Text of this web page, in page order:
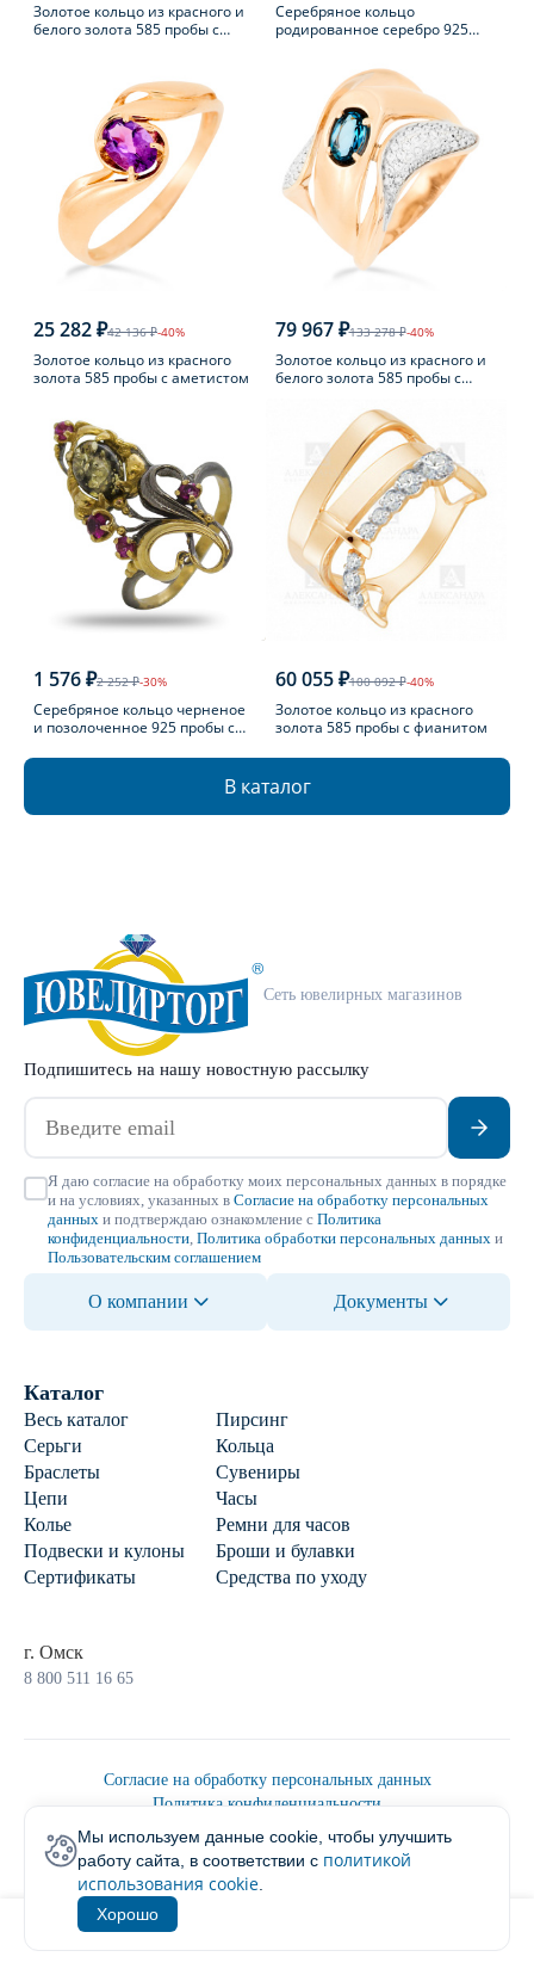
Золотое кольцо из красного и
белого золота 585 пробы с
Серебряное кольцо
родированное серебро 925
25 282 ₽42 136 ₽-40%
Золотое кольцо из красного
золота 585 пробы с аметистом
79 967 ₽133 278 ₽-40%
Золотое кольцо из красного и
белого золота 585 пробы с
1 576 ₽2 252 ₽-30%
Серебряное кольцо черненое
и позолоченное 925 пробы с
60 055 ₽100 092 ₽-40%
Золотое кольцо из красного
золота 585 пробы с фианитом
В каталог
1
Сеть ювелирных магазинов
Подпишитесь на нашу новостную рассылку
Я даю согласие на обработку моих персональных данных в порядке
и на условиях, указанных в Согласие на обработку персональных
данных и подтверждаю ознакомление с Политика
конфиденциальности Политика обработки персональных данных и
Пользовательским соглашением
О компании Документы
Каталог
Весь каталог
Пирсинг
Серьги
Кольца
Браслеты
Сувениры
Цепи
Часы
Колье
Ремни для часов
Подвески и кулоны
Броши и булавки
Сертификаты
Средства по уходу
г. Омск
8 800 511 16 65
Согласие на обработку персональных данных
Политика конфиденциальности
Политика обработки персональных данных
Пользовательским соглашением
2026 © Ювелирторг
Мы используем данные cookie, чтобы улучшить
работу сайта, в соответствии с политикой
использования cookie
Хорошо